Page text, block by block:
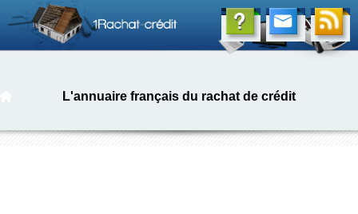
L'annuaire français du rachat de crédit